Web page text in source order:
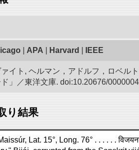
APA Harvard IEEE
イト, ヘルマン，アドルフ，ロベル
」／東洋文庫. doi:10.20676/
り結果
Lat. 15°, Long. 76° . . . . . .